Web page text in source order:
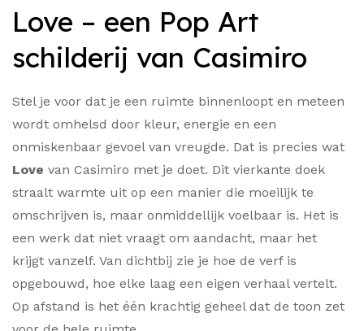
Love – een Pop Art
schilderij van Casimiro
Stel je voor dat je een ruimte binnenloopt en meteen
wordt omhelsd door kleur, energie en een
onmiskenbaar gevoel van vreugde. Dat is precies wat
Love van Casimiro met je doet. Dit vierkante doek
straalt warmte uit op een manier die moeilijk te
omschrijven is, maar onmiddellijk voelbaar is. Het is
een werk dat niet vraagt om aandacht, maar het
krijgt vanzelf. Van dichtbij zie je hoe de verf is
opgebouwd, hoe elke laag een eigen verhaal vertelt.
Op afstand is het één krachtig geheel dat de toon zet